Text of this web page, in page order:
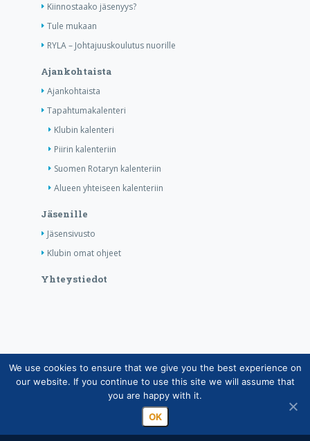
Kiinnostaako jäsenyys?
Tule mukaan
RYLA – Johtajuuskoulutus nuorille
Ajankohtaista
Ajankohtaista
Tapahtumakalenteri
Klubin kalenteri
Piirin kalenteriin
Suomen Rotaryn kalenteriin
Alueen yhteiseen kalenteriin
Jäsenille
Jäsensivusto
Klubin omat ohjeet
Yhteystiedot
Copyright © Suomen Rotarypalvelu ry 2026 |
Jäsentietojärjestelmän tietosuojaseloste|Henkilötietojen
käsittely Rotarytoiminnassa
We use cookies to ensure that we give you the best experience on
our website. If you continue to use this site we will assume that
you are happy with it.
OK